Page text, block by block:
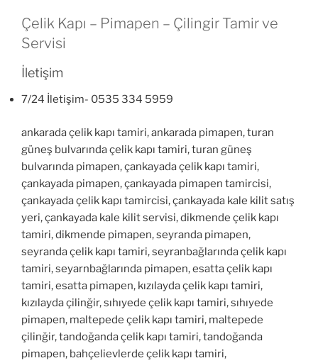
Çelik Kapı – Pimapen – Çilingir Tamir ve
Servisi
İletişim
7/24 İletişim- 0535 334 5959
ankarada çelik kapı tamiri, ankarada pimapen, turan
güneş bulvarında çelik kapı tamiri, turan güneş
bulvarında pimapen, çankayada çelik kapı tamiri,
çankayada pimapen, çankayada pimapen tamircisi,
çankayada çelik kapı tamircisi, çankayada kale kilit satış
yeri, çankayada kale kilit servisi, dikmende çelik kapı
tamiri, dikmende pimapen, seyranda pimapen,
seyranda çelik kapı tamiri, seyranbağlarında çelik kapı
tamiri, seyarnbağlarında pimapen, esatta çelik kapı
tamiri, esatta pimapen, kızılayda çelik kapı tamiri,
kızılayda çilinğir, sıhıyede çelik kapı tamiri, sıhıyede
pimapen, maltepede çelik kapı tamiri, maltepede
çilinğir, tandoğanda çelik kapı tamiri, tandoğanda
pimapen, bahçelievlerde çelik kapı tamiri,